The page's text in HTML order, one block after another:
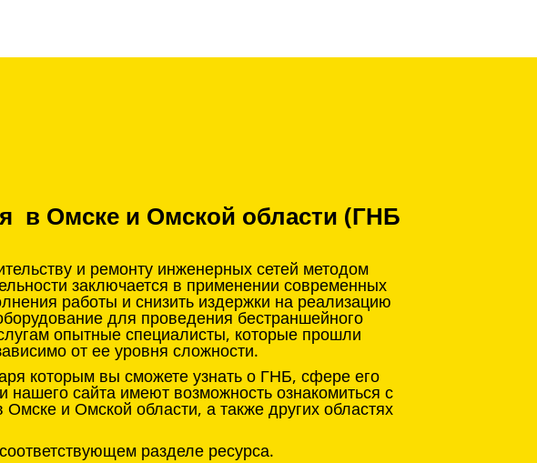
в Омске и Омской области (ГНБ
и ремонту инженерных сетей методом
заключается в применении современных
работы и снизить издержки на реализацию
для проведения бестраншейного
опытные специалисты, которые прошли
от ее уровня сложности.
которым вы сможете узнать о ГНБ, сфере его
нашего сайта имеют возможность ознакомиться с
и Омской области, а также других областях
разделе ресурса.